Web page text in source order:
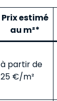
Prix estimé
au m²*
à partir de
25 €/m²